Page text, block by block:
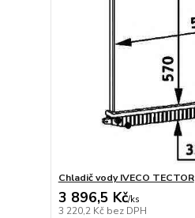
Chladič vody IVECO TECTOR
3 896,5 Kč/ks
3 220,2 Kč bez DPH